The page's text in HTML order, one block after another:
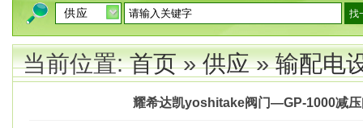
当前位置:首页»供应»输配电
耀希达凯yoshitake阀门—GP-1000减压